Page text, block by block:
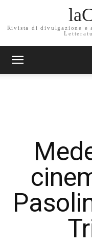
Rivista di divulgazione e